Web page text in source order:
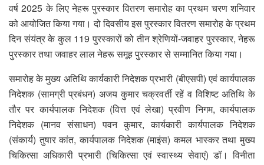
वर्ष 2025 के लिए नेहरू पुरस्कार वितरण समारोह का प्रथम चरण शनिवार
को आयोजित किया गया। दो दिवसीय इस पुरस्कार वितरण समारोह के प्रथम
दिन संयंत्र के कुल 119 पुरस्कारों को तीन श्रेणियों-जवाहर पुरस्कार, नेहरू
पुरस्कार तथा जवाहर लाल नेहरू समूह पुरस्कार से सम्मानित किया गया।
समारोह के मुख्य अतिथि कार्यकारी निदेशक प्रभारी (बीएसपी) एवं कार्यपालक
निदेशक (सामग्री प्रबंधन) अजय कुमार चक्रवर्ती रहें व विशिष्ट अतिथि के
तौर पर कार्यपालक निदेशक (वित्त एवं लेखा) प्रवीण निगम, कार्यपालक
निदेशक (मानव संसाधन) पवन कुमार, कार्यकारी कार्यपालक निदेशक
(संकार्य) तुषार कांत, कार्यपालक निदेशक (माइंस) कमल भास्कर तथा मुख्य
चिकित्सा अधिकारी प्रभारी (चिकित्सा एवं स्वास्थ्य सेवाएं) डॉ। विनीता